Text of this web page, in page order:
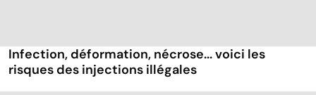
Infection, déformation, nécrose... voici les
risques des injections illégales